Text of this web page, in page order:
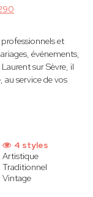
et
événements,
sur Sèvre, il
au service de vos
4 styles
Artistique
Traditionnel
Vintage